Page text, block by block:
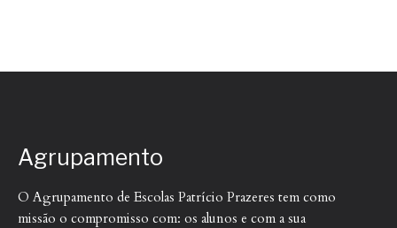
Agrupamento
O Agrupamento de Escolas Patrício Prazeres tem como
missão o compromisso com: os alunos e com a sua